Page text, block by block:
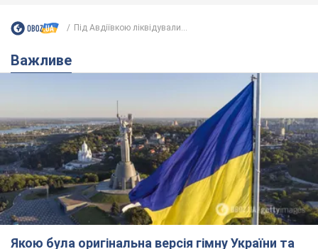
Державним символом є тільки перший куплет та приспів пісні
символа 90-х та який вигляд вони
мають
За розвитком кар'єри артист не забував про
особисте щастя
6 часов назад 6,8 т.
У ПриватБанку розповіли, чи дійсні
долари 1996 року: чи приймають